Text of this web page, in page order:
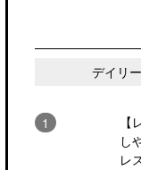
デイリー
し
レ